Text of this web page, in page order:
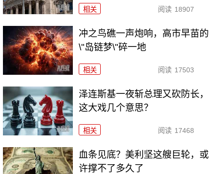
相关 阅读 18907
冲之鸟礁一声炮响，高市早苗的
\"岛链梦\"碎一地
相关 阅读 17503
泽连斯基一夜斩总理又砍防长，
这大戏几个意思？
相关 阅读 17468
血条见底？美利坚这艘巨轮，或
许撑不了多久了